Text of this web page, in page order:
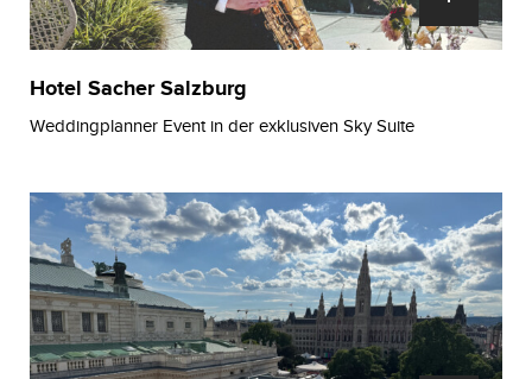
Hotel Sacher Salzburg
Weddingplanner Event in der exklusiven Sky Suite